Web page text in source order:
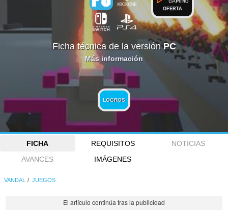
OFERTA
Ficha técnica de la versiónPC
Más información
LOGROS
FICHA REQUISITOS
NOTICIAS
AVANCES
IMÁGENES
VANDAL JUEGOS